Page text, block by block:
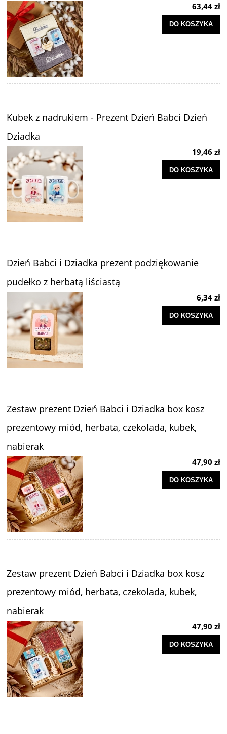
63,44 zł
DO KOSZYKA
Kubek z nadrukiem - Prezent Dzień Babci Dzień
Dziadka
19,46 zł
DO KOSZYKA
Dzień Babci i Dziadka prezent podziękowanie
pudełko z herbatą liściastą
6,34 zł
DO KOSZYKA
Zestaw prezent Dzień Babci i Dziadka box kosz
prezentowy miód, herbata, czekolada, kubek,
nabierak
47,90 zł
DO KOSZYKA
Zestaw prezent Dzień Babci i Dziadka box kosz
prezentowy miód, herbata, czekolada, kubek,
nabierak
47,90 zł
DO KOSZYKA